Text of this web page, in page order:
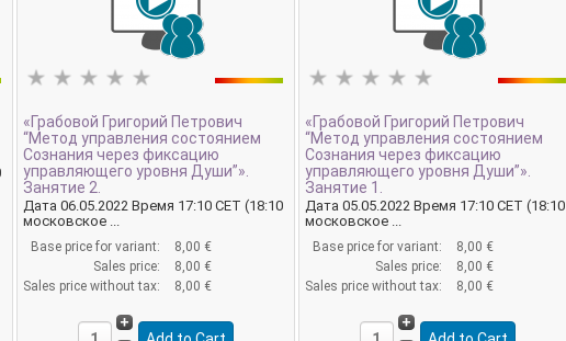
«Грабовой Григорий Петрович
“Метод управления состоянием
Сознания через фиксацию
управляющего уровня Души”».
Занятие 2.
Дата 06.05.2022 Время 17:10 CET (18:10
московское ...
Base price for variant:
8,00 €
Sales price:
8,00 €
Sales price without tax:
8,00 €
«Грабовой Григорий Петрович
“Метод управления состоянием
Сознания через фиксацию
управляющего уровня Души”».
Занятие 1.
Дата 05.05.2022 Время 17:10 CET (18:10
московское ...
Base price for variant:
8,00 €
Sales price:
8,00 €
Sales price without tax:
8,00 €